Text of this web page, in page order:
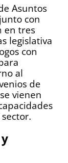
Asuntos
con
en tres
legislativa
con
al
de
vienen